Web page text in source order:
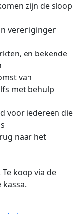
zijn de sloop
verenigingen
en bekende
van
met behulp
voor iedereen die
naar het
koop via de